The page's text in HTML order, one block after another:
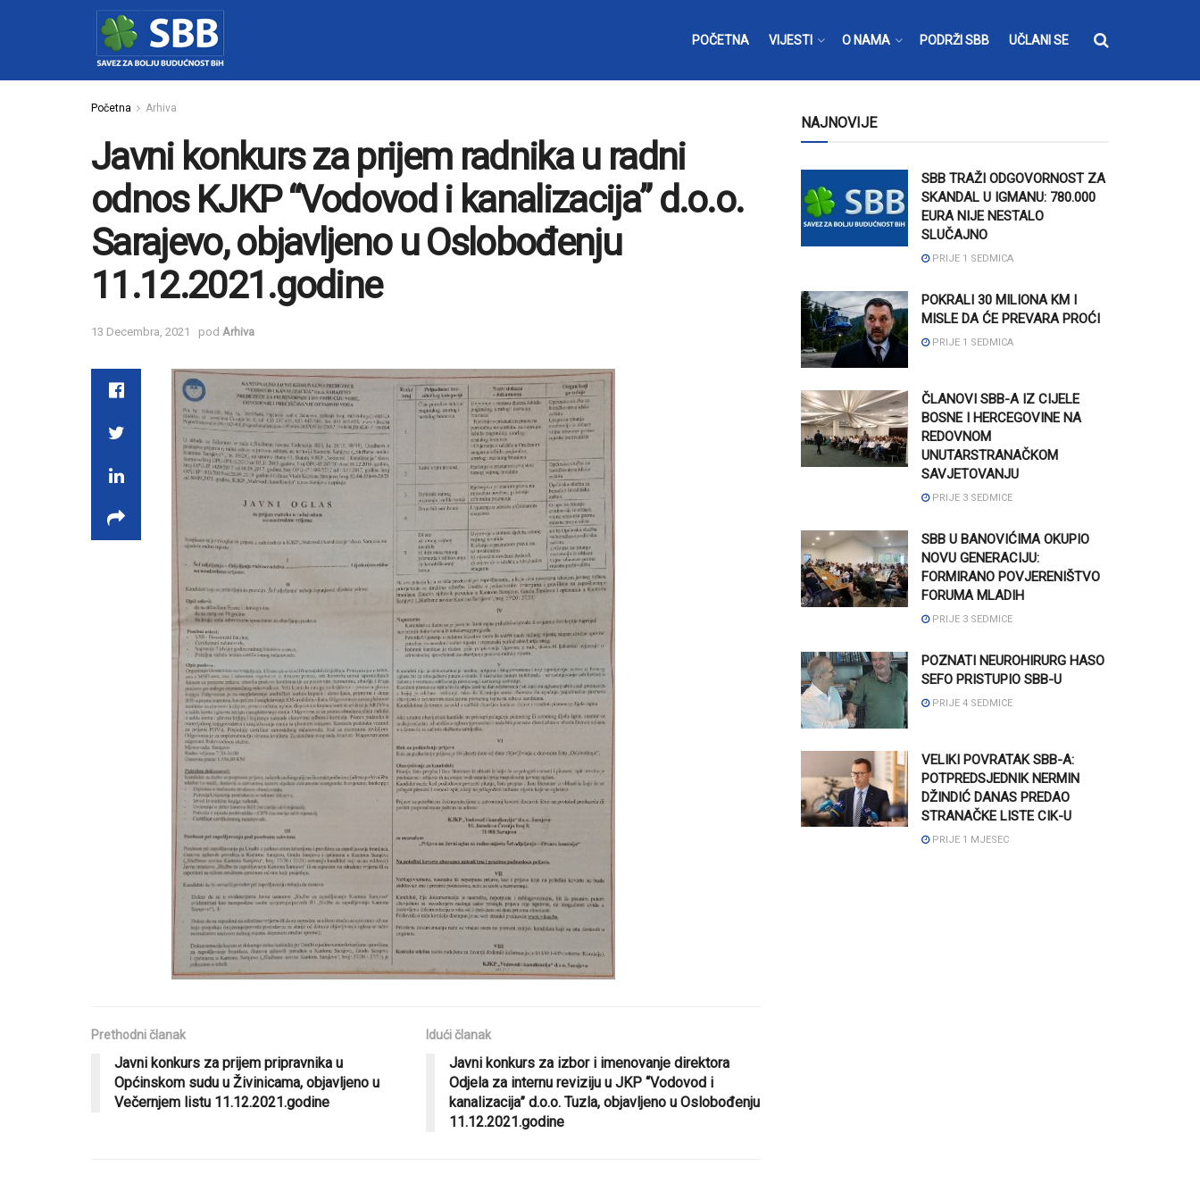
POČETNA VIJESTI O NAMA PODRŽI SBB UČLANI SE
Početna Arhiva
Javni konkurs za prijem radnika u radni
odnos KJKP “Vodovod i kanalizacija” d.o.o.
Sarajevo, objavljeno u Oslobođenju
11.12.2021.godine
13 Decembra, 2021 pod Arhiva
Prethodni članak
Javni konkurs za prijem pripravnika u
Općinskom sudu u Živinicama, objavljeno u
Večernjem listu 11.12.2021.godine
Idući članak
Javni konkurs za izbor i imenovanje direktora
Odjela za internu reviziju u JKP “Vodovod i
kanalizacija” d.o.o. Tuzla, objavljeno u Oslobođenju
11.12.2021.godine
NAJNOVIJE
SBB TRAŽI ODGOVORNOST ZA
SKANDAL U IGMANU: 780.000
EURA NIJE NESTALO
SLUČAJNO
PRIJE 1 SEDMICA
POKRALI 30 MILIONA KM I
MISLE DA ĆE PREVARA PROĆI
PRIJE 1 SEDMICA
ČLANOVI SBB-A IZ CIJELE
BOSNE I HERCEGOVINE NA
REDOVNOM
UNUTARSTRANAČKOM
SAVJETOVANJU
PRIJE 3 SEDMICE
SBB U BANOVIĆIMA OKUPIO
NOVU GENERACIJU:
FORMIRANO POVJERENIŠTVO
FORUMA MLADIH
PRIJE 3 SEDMICE
POZNATI NEUROHIRURG HASO
SEFO PRISTUPIO SBB-U
PRIJE 4 SEDMICE
VELIKI POVRATAK SBB-A:
POTPREDSJEDNIK NERMIN
DŽINDIĆ DANAS PREDAO
STRANAČKE LISTE CIK-U
PRIJE 1 MJESEC